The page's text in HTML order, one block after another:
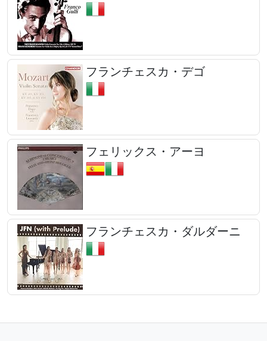
フランチェスカ・デゴ
フェリックス・アーヨ
フランチェスカ・ダルダーニ